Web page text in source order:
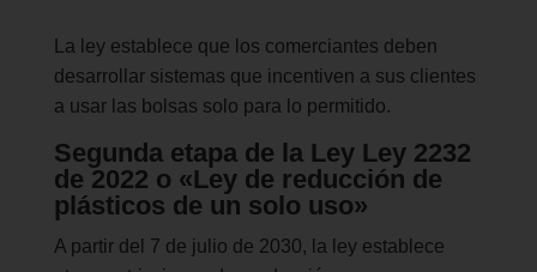
La ley establece que los comerciantes deben
desarrollar sistemas que incentiven a sus clientes
a usar las bolsas solo para lo permitido.
Segunda etapa de la Ley Ley 2232
de 2022 o «Ley de reducción de
plásticos de un solo uso»
A partir del 7 de julio de 2030, la ley establece